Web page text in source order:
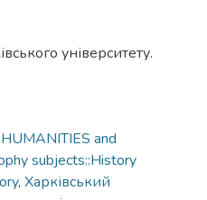
університету.
and
subjects::History
, Харківський